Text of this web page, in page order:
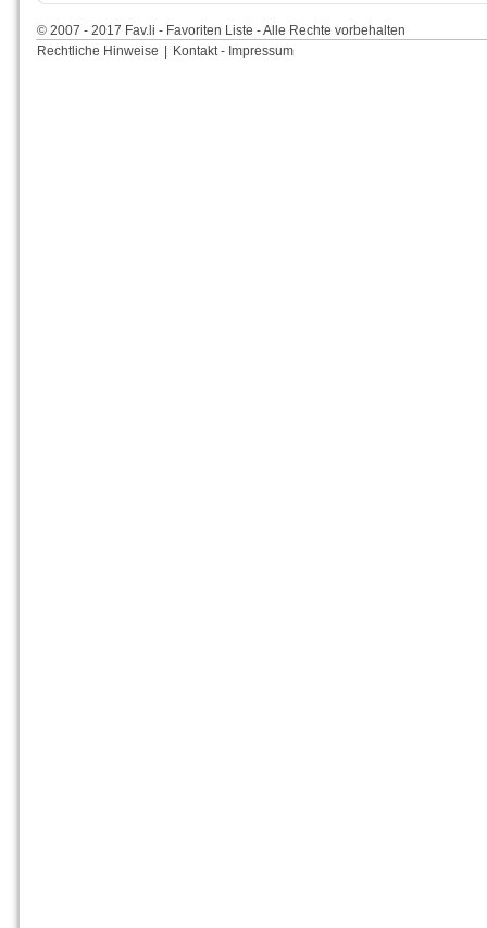
© 2007 - 2017 Fav.li - Favoriten Liste - Alle Rechte vorbehalten
Rechtliche Hinweise
Kontakt - Impressum